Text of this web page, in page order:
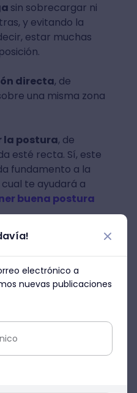
sin sobrecargar ni
y evitando la
estar muchas
directa, de
una misma zona
la postura, de
esté recta. Sí, este
fundamento a la
te ayudará a
buena postura
y accesos
en el área de
esquivar objetos.
confortable
y ruido
correctamente
electrónico a
nuevas publicaciones